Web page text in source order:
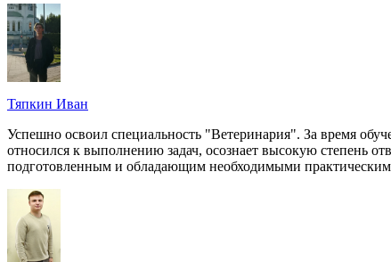
Тяпкин Иван
Успешно освоил специальность "Ветеринария". За время
относился к выполнению задач, осознает высокую степень
подготовленным и обладающим необходимыми